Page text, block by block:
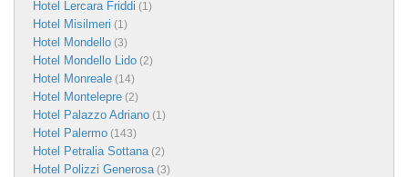
Hotel Lercara Friddi (1)
Hotel Misilmeri (1)
Hotel Mondello (3)
Hotel Mondello Lido (2)
Hotel Monreale (14)
Hotel Montelepre (2)
Hotel Palazzo Adriano (1)
Hotel Palermo (143)
Hotel Petralia Sottana(2)
Hotel Polizzi Generosa(3)